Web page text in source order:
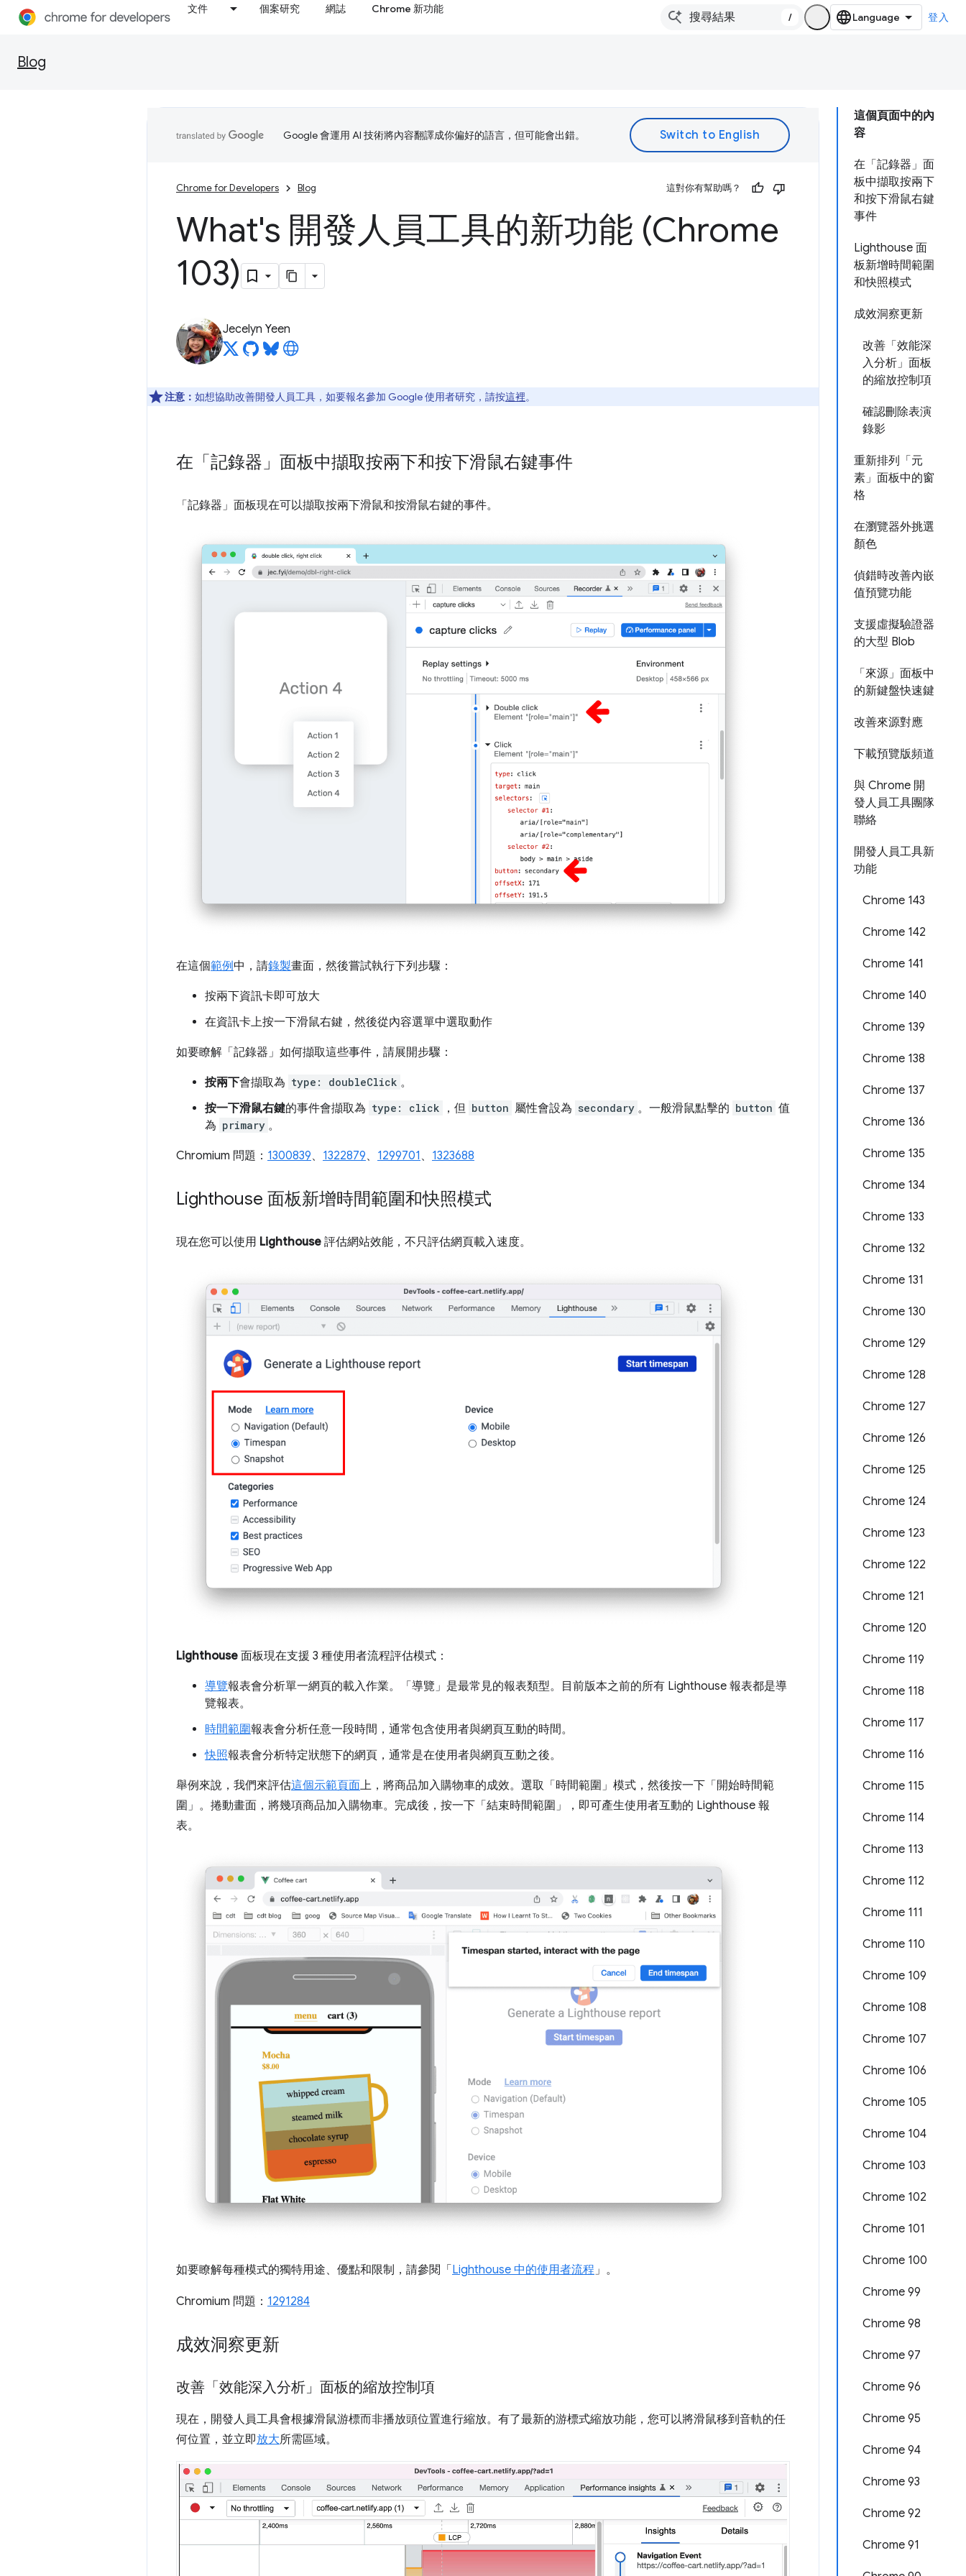
文件 個案研究 網誌 Chrome 新功能
/ 登入
Blog
這個頁面中的內
容
在「記錄器」面
板中擷取按兩下
和按下滑鼠右鍵
事件
Lighthouse 面
板新增時間範圍
和快照模式
成效洞察更新
改善「效能深
入分析」面板
的縮放控制項
確認刪除表演
錄影
重新排列「元
素」面板中的窗
格
在瀏覽器外挑選
顏色
偵錯時改善內嵌
值預覽功能
支援虛擬驗證器
的大型 Blob
「來源」面板中
的新鍵盤快速鍵
改善來源對應
下載預覽版頻道
與 Chrome 開
發人員工具團隊
聯絡
開發人員工具新
功能
Chrome 143
Chrome 142
Chrome 141
Chrome 140
Chrome 139
Chrome 138
Chrome 137
Chrome 136
Chrome 135
Chrome 134
Chrome 133
Chrome 132
Chrome 131
Chrome 130
Chrome 129
Chrome 128
Chrome 127
Chrome 126
Chrome 125
Chrome 124
Chrome 123
Chrome 122
Chrome 121
Chrome 120
Chrome 119
Chrome 118
Chrome 117
Chrome 116
Chrome 115
Chrome 114
Chrome 113
Chrome 112
Chrome 111
Chrome 110
Chrome 109
Chrome 108
Chrome 107
Chrome 106
Chrome 105
Chrome 104
Chrome 103
Chrome 102
Chrome 101
Chrome 100
Chrome 99
Chrome 98
Chrome 97
Chrome 96
Chrome 95
Chrome 94
Chrome 93
Chrome 92
Chrome 91
Google 會運用 AI 技術將內容翻譯成你偏好的語言，但可能會出錯。
Chrome for Developers Blog 這對你有幫助嗎？
What's 開發人員工具的新功能 (Chrome
103)
Jecelyn Yeen
注意： 如想協助改善開發人員工具，如要報名參加 Google 使用者研究，請按這裡。
在「記錄器」面板中擷取按兩下和按下滑鼠右鍵事件
「記錄器」 面板現在可以擷取按兩下滑鼠和按滑鼠右鍵的事件。
在這個範例中，請錄製畫面，然後嘗試執行下列步驟：
按兩下資訊卡即可放大
在資訊卡上按一下滑鼠右鍵，然後從內容選單中選取動作
如要瞭解「記錄器」 如何擷取這些事件，請展開步驟：
按兩下會擷取為 type: doubleClick 。
按一下滑鼠右鍵的事件會擷取為 type: click ，但 button 屬性會設為 secondary 。一般滑鼠點擊的 button 值
為 primary 。
Chromium 問題： 1300839、 1322879、 1299701 、 1323688
Lighthouse 面板新增時間範圍和快照模式
現在您可以使用 Lighthouse 評估網站效能，不只評估網頁載入速度。
Lighthouse 面板現在支援 3 種使用者流程評估模式：
導覽報表會分析單一網頁的載入作業。「導覽」是最常見的報表類型。目前版本之前的所有 Lighthouse 報表都是導
覽報表。
時間範圍報表會分析任意一段時間，通常包含使用者與網頁互動的時間。
快照報表會分析特定狀態下的網頁，通常是在使用者與網頁互動之後。
舉例來說，我們來評估這個示範頁面上，將商品加入購物車的成效。選取「時間範圍」 模式，然後按一下「開始時間範
圍」 。捲動畫面，將幾項商品加入購物車。完成後，按一下「結束時間範圍」
，即可產生使用者互動的 Lighthouse 報
表。
如要瞭解每種模式的獨特用途、優點和限制，請參閱「 Lighthouse 中的使用者流程」。
Chromium 問題： 1291284
成效洞察更新
改善「效能深入分析」面板的縮放控制項
現在，開發人員工具會根據滑鼠游標而非播放頭位置進行縮放。有了最新的游標式縮放功能，您可以將滑鼠移到音軌的任
何位置，並立即放大所需區域。